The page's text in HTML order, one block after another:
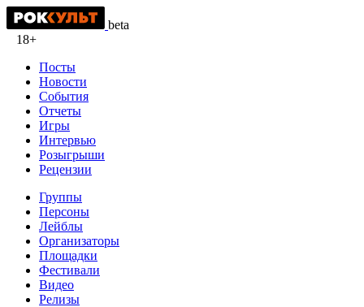
beta
18+
Посты
Новости
События
Отчеты
Игры
Интервью
Розыгрыши
Рецензии
Группы
Персоны
Лейблы
Организаторы
Площадки
Фестивали
Видео
Релизы